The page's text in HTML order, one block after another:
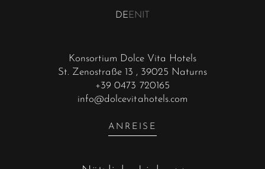
Konsortium Dolce Vita Hotels
St. Zenostraße 13 , 39025 Naturns
+39 0473 720165
info@dolcevitahotels.com
ANREISE
DEEN